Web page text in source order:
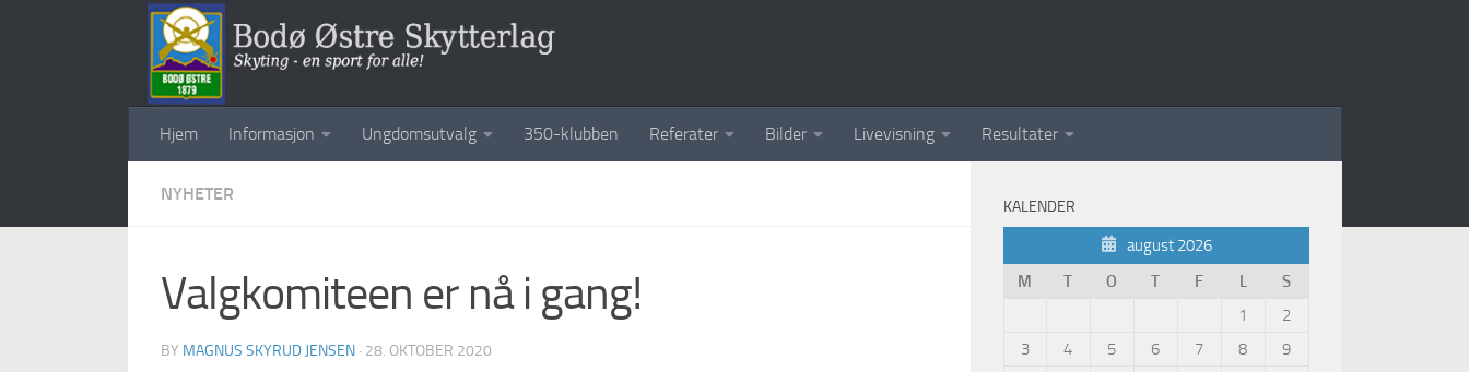
Hjem Informasjon Ungdomsutvalg 350-klubben Referater Bilder Livevisning Resultater
NYHETER
Valgkomiteen er nå i gang!
BY MAGNUS SKYRUD JENSEN · 28. OKTOBER 2020
KALENDER
august 2026
M
T O T F L
S
1
2
3
4 5 6 7 8
9